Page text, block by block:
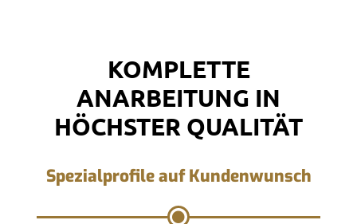
KOMPLETTE
ANARBEITUNG IN
HÖCHSTER QUALITÄT
Spezialprofile auf Kundenwunsch